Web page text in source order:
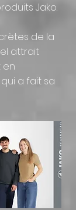
Jako.
de la
attrait
en
a fait sa